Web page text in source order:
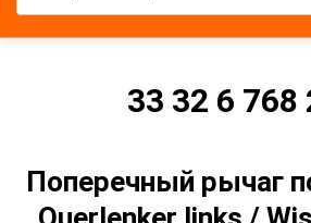
33 32 6 768
Поперечный рычаг